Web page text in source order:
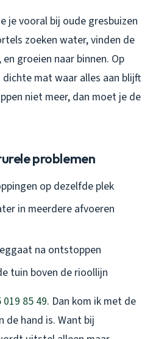
je vooral bij oude gresbuizen
zoeken water, vinden de
groeien naar binnen. Op
mat waar alles aan blijft
niet meer, dan moet je de
problemen
op dezelfde plek
in meerdere afvoeren
na ontstoppen
tuin boven de rioollijn
85 49. Dan kom ik met de
de hand is. Want bij